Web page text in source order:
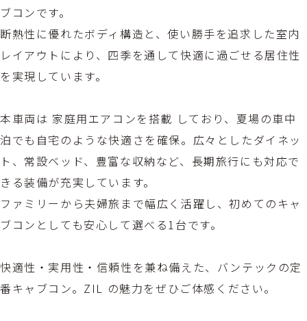
ブコンです。
断熱性に優れたボディ構造と、使い勝手を追求した室内
レイアウトにより、四季を通して快適に過ごせる居住性
を実現しています。
本車両は 家庭用エアコンを搭載 しており、夏場の車中
泊でも自宅のような快適さを確保。広々としたダイネッ
ト、常設ベッド、豊富な収納など、長期旅行にも対応で
きる装備が充実しています。
ファミリーから夫婦旅まで幅広く活躍し、初めてのキャ
ブコンとしても安心して選べる1台です。
快適性・実用性・信頼性を兼ね備えた、バンテックの定
番キャブコン。ZIL の魅力をぜひご体感ください。